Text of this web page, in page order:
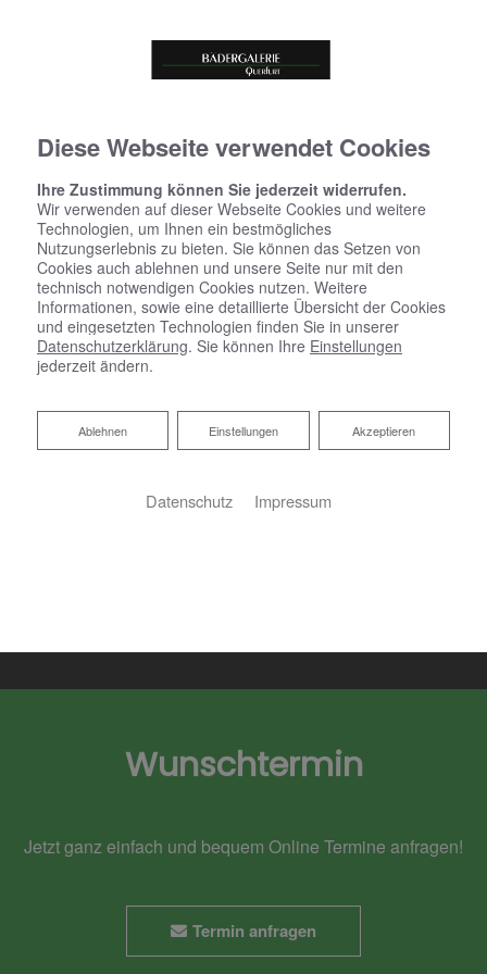
Ihr Heizungskonfigurator
Wunschtermin
Jetzt ganz einfach und bequem Online Termine anfragen!
Termin anfragen
Diese Webseite verwendet Cookies
Ihre Zustimmung können Sie jederzeit widerrufen.
Wir verwenden auf dieser Webseite Cookies und weitere
Technologien, um Ihnen ein bestmögliches
Nutzungserlebnis zu bieten. Sie können das Setzen von
Cookies auch ablehnen und unsere Seite nur mit den
technisch notwendigen Cookies nutzen. Weitere
Informationen, sowie eine detaillierte Übersicht der Cookies
und eingesetzten Technologien finden Sie in unserer
Datenschutzerklärung. Sie können Ihre Einstellungen
jederzeit ändern.
Akzeptieren
Einstellungen
Ablehnen
Ablehnen
Datenschutz Impressum